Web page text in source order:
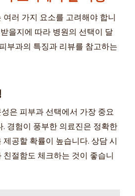
러 가지 요소를 고려해야 합니
을지에 따라 병원의 선택이 달
부과의 특징과 리뷰를 참고하는
은 피부과 선택에서 가장 중요
. 경험이 풍부한 의료진은 정확한
공할 확률이 높습니다. 상담 시
절함도 체크하는 것이 좋습니